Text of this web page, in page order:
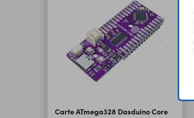
Carte ATmega328 Dasduino Core